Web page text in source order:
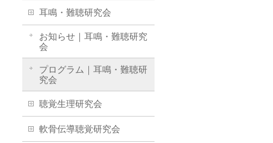
耳鳴・難聴研究会
お知らせ｜耳鳴・難聴研究
会
プログラム｜耳鳴・難聴研
究会
聴覚生理研究会
軟骨伝導聴覚研究会